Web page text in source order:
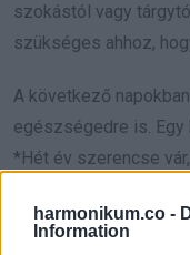
harmonikum.co -
Information
szokástól vagy
szükséges ahhoz,
A következő
egészségedre is.
*Hét év szerencse
**SKORPIÓ**